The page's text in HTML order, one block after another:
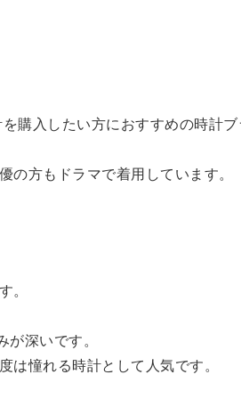
購入したい方におすすめの時計ブ
の方もドラマで着用しています。
。
深いです。
は憧れる時計として人気です。